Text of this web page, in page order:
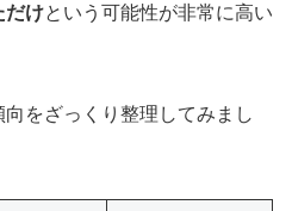
だけという可能性が非常に高い
をざっくり整理してみまし